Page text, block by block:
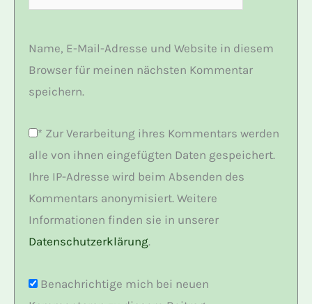
Name, E-Mail-Adresse und Website in diesem
Browser für meinen nächsten Kommentar
speichern.
* Zur Verarbeitung ihres Kommentars werden
alle von ihnen eingefügten Daten gespeichert.
Ihre IP-Adresse wird beim Absenden des
Kommentars anonymisiert. Weitere
Informationen finden sie in unserer
Datenschutzerklärung.
Benachrichtige mich bei neuen